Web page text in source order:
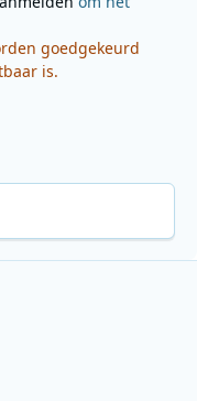
goedgekeurd
is.